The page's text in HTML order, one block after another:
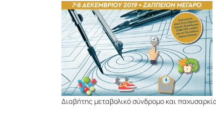
Διαβήτης μεταβολικό σύνδρομο και